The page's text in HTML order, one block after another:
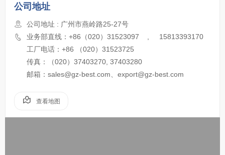
公司地址
公司地址 : 广州市燕岭路25-27号
业务部直线：+86（020）31523097 , 15813393170
工厂电话：+86 （020）31523725
传真：（020）37403270, 37403280
邮箱：sales@gz-best.com、export@gz-best.com
查看地图